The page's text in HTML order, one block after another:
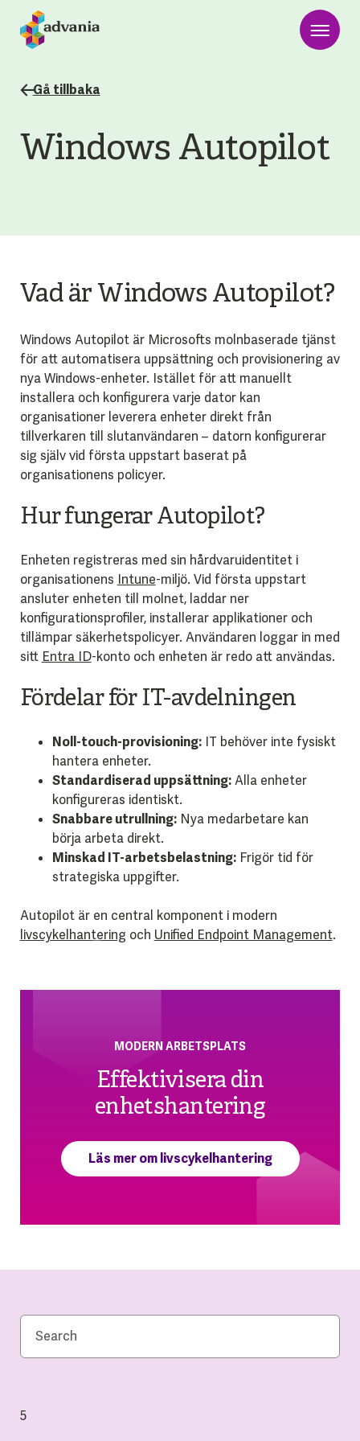
Gå tillbaka
Windows Autopilot
Vad är Windows Autopilot?
Windows Autopilot är Microsofts molnbaserade tjänst
för att automatisera uppsättning och provisionering av
nya Windows-enheter. Istället för att manuellt
installera och konfigurera varje dator kan
organisationer leverera enheter direkt från
tillverkaren till slutanvändaren – datorn konfigurerar
sig själv vid första uppstart baserat på
organisationens policyer.
Hur fungerar Autopilot?
Enheten registreras med sin hårdvaruidentitet i
organisationens Intune-miljö. Vid första uppstart
ansluter enheten till molnet, laddar ner
konfigurationsprofiler, installerar applikationer och
tillämpar säkerhetspolicyer. Användaren loggar in med
sitt Entra ID-konto och enheten är redo att användas.
Fördelar för IT-avdelningen
Noll-touch-provisioning:IT behöver inte fysiskt
hantera enheter.
Standardiserad uppsättning:Alla enheter
konfigureras identiskt.
Snabbare utrullning:Nya medarbetare kan
börja arbeta direkt.
Minskad IT-arbetsbelastning:Frigör tid för
strategiska uppgifter.
Autopilot är en central komponent i modern
livscykelhantering och Unified Endpoint Management.
MODERN ARBETSPLATS
Effektivisera din
enhetshantering
Läs mer om livscykelhantering
5